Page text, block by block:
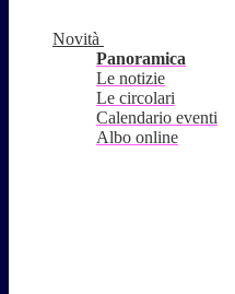
Novità
Panoramica
Le notizie
Le circolari
Calendario eventi
Albo online